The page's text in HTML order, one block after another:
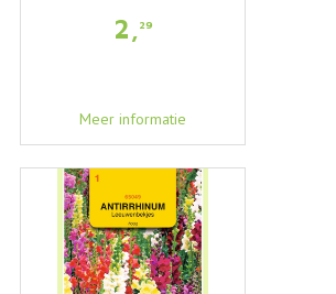
2,29
Meer informatie